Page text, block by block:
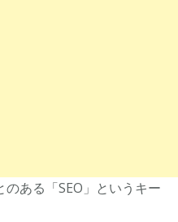
ある「SEO」というキー